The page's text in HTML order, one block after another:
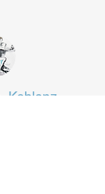
Koblenz